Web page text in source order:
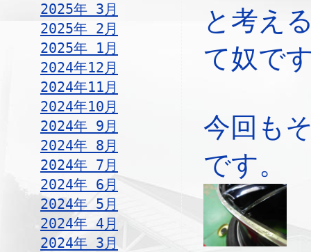
2025年 3月
2025年 2月
2025年 1月
2024年12月
2024年11月
2024年10月
2024年 9月
2024年 8月
2024年 7月
2024年 6月
2024年 5月
2024年 4月
2024年 3月
と考え
て奴で
今回も
です。